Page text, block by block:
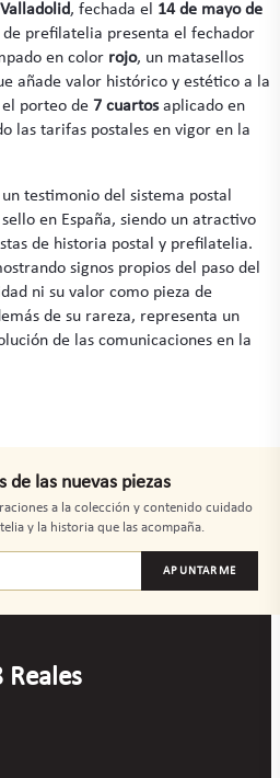
Valladolid, fechada el 14 de mayo de
de prefilatelia presenta el fechador
en color rojo, un matasellos
añade valor histórico y estético a la
porteo de 7 cuartosaplicado en
las tarifas postales en vigor en la
testimonio del sistema postal
en España, siendo un atractivo
de historia postal y prefilatelia.
signos propios del paso del
ni su valor como pieza de
de su rareza, representa un
de las comunicaciones en la
de las nuevas piezas
a la colección y contenido cuidado
y la historia que las acompaña.
APUNTARME
Reales